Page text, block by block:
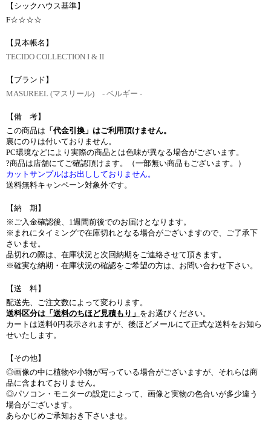
【シックハウス基準】
F☆☆☆☆
【見本帳名】
TECIDO COLLECTION I & II
【ブランド】
MASUREEL (マスリール) - ベルギー -
【備 考】
この商品は 「代金引換」はご利用頂けません。
裏にのりは付いておりません。
PC環境などにより実際の商品とは色味が異なる場合がございます。
?商品は店舗にてご確認頂けます。（一部無い商品もございます。）
カットサンプルはお出ししておりません。
送料無料キャンペーン対象外です。
【納 期】
※ご入金確認後、1週間前後でのお届けとなります。
※まれにタイミングで在庫切れとなる場合がございますので、ご了承下
さいませ。
品切れの際は、在庫状況と次回納期をご連絡させて頂きます。
※確実な納期・在庫状況の確認をご希望の方は、お問い合わせ下さい。
【送 料】
配送先、ご注文数によって変わります。
送料区分は 「送料のちほど見積もり」 をお選びください。
カートは送料0円表示されますが、後ほどメールにて正式な送料をお知ら
せいたします。
【その他】
◎画像の中に植物や小物が写っている場合がございますが、それらは商
品に含まれておりません。
◎パソコン・モニターの設定によって、画像と実物の色合いが多少違う
場合がございます。
あらかじめご承知おき下さいませ。